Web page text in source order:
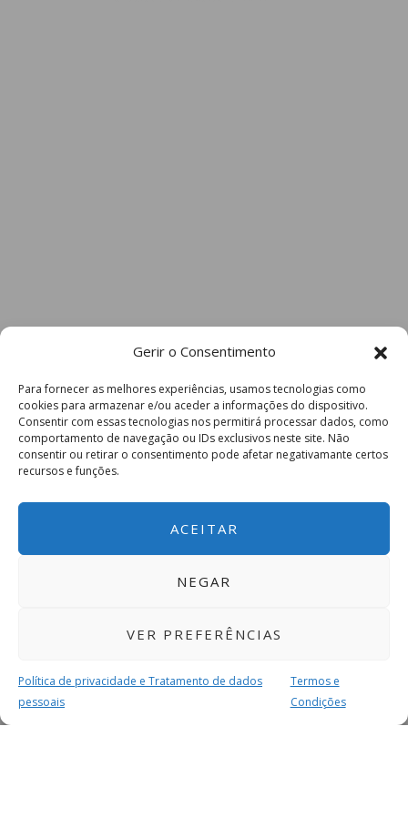
Gerir o Consentimento
Para fornecer as melhores experiências, usamos tecnologias como
cookies para armazenar e/ou aceder a informações do dispositivo.
Consentir com essas tecnologias nos permitirá processar dados, como
comportamento de navegação ou IDs exclusivos neste site. Não
consentir ou retirar o consentimento pode afetar negativamante certos
recursos e funções.
ACEITAR
NEGAR
VER PREFERÊNCIAS
Política de privacidade e Tratamento de dados
pessoais
Termos e
Condições